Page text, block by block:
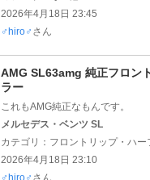
2026年4月18日 23:45
♂hiro♂ さん
AMG SL63amg 純正フロン
ラー
これもAMG純正なもんです。
メルセデス・ベンツ SL
カテゴリ：フロントリップ・ハー
2026年4月18日 23:10
♂hiro♂ さん